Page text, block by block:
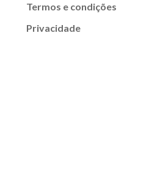
Termos e condições
Privacidade